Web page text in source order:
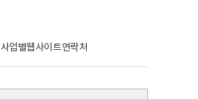
사업별웹사이트연락처